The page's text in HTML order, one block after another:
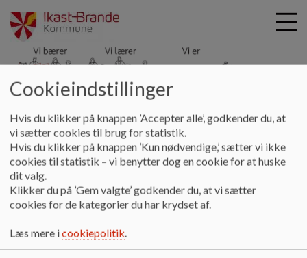
i
Kontakt SFO og klub Klubben
Klubben
Klubben Hyldgård
7430 Ikast
Cookieindstillinger
Hvis du klikker på knappen ’Accepter alle’, godkender du, at
vi sætter cookies til brug for statistik.
Hvis du klikker på knappen ’Kun nødvendige,’ sætter vi ikke
cookies til statistik – vi benytter dog en cookie for at huske
dit valg.
Klikker du på ’Gem valgte’ godkender du, at vi sætter
cookies for de kategorier du har krydset af.
Læs mere icookiepolitik.